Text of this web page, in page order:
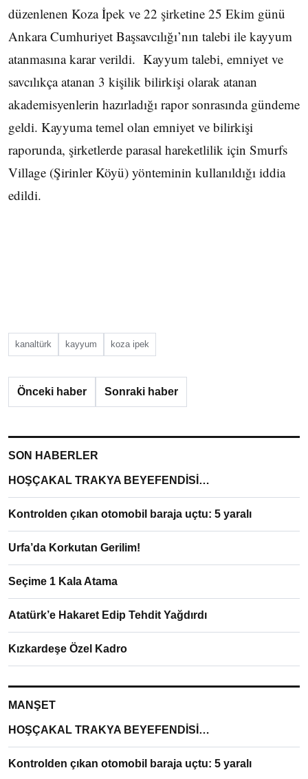
düzenlenen Koza İpek ve 22 şirketine 25 Ekim günü
Ankara Cumhuriyet Başsavcılığı’nın talebi ile kayyum
atanmasına karar verildi. Kayyum talebi, emniyet ve
savcılıkça atanan 3 kişilik bilirkişi olarak atanan
akademisyenlerin hazırladığı rapor sonrasında gündeme
geldi. Kayyuma temel olan emniyet ve bilirkişi
raporunda, şirketlerde parasal hareketlilik için Smurfs
Village (Şirinler Köyü) yönteminin kullanıldığı iddia
edildi.
kanaltürk kayyum koza ipek
Önceki haber Sonraki haber
SON HABERLER
HOŞÇAKAL TRAKYA BEYEFENDİSİ…
Kontrolden çıkan otomobil baraja uçtu: 5 yaralı
Urfa’da Korkutan Gerilim!
Seçime 1 Kala Atama
Atatürk’e Hakaret Edip Tehdit Yağdırdı
Kızkardeşe Özel Kadro
MANŞET
HOŞÇAKAL TRAKYA BEYEFENDİSİ…
Kontrolden çıkan otomobil baraja uçtu: 5 yaralı